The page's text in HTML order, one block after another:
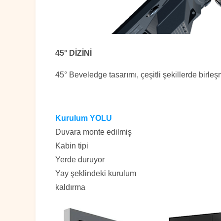
45° DİZİNİ
45° Beveledge tasarımı, çeşitli şekillerde
Kurulum YOLU
Duvara monte edilmiş
Kabin tipi
Yerde duruyor
Yay şeklindeki kurulum
kaldırma